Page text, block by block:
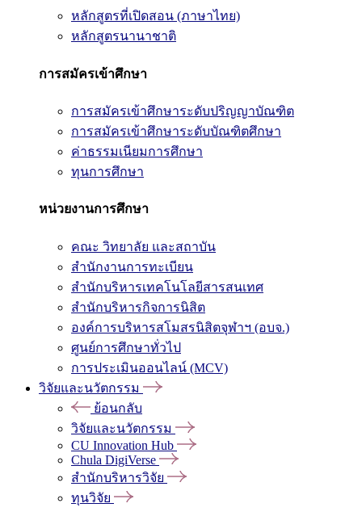
หลักสูตรที่เปิดสอน (ภาษาไทย)
หลักสูตรนานาชาติ
การสมัครเข้าศึกษา
การสมัครเข้าศึกษาระดับปริญญาบัณฑิต
การสมัครเข้าศึกษาระดับบัณฑิตศึกษา
ค่าธรรมเนียมการศึกษา
ทุนการศึกษา
หน่วยงานการศึกษา
คณะ วิทยาลัย และสถาบัน
สำนักงานการทะเบียน
สำนักบริหารเทคโนโลยีสารสนเทศ
สำนักบริหารกิจการนิสิต
องค์การบริหารสโมสรนิสิตจุฬาฯ (อบจ.)
ศูนย์การศึกษาทั่วไป
การประเมินออนไลน์ (MCV)
วิจัยและนวัตกรรม
ย้อนกลับ
วิจัยและนวัตกรรม
CU Innovation Hub
Chula DigiVerse
สำนักบริหารวิจัย
ทุนวิจัย